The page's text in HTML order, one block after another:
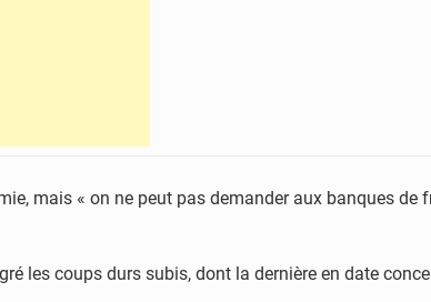
mais « on ne peut pas demander aux banques de
les coups durs subis, dont la dernière en date